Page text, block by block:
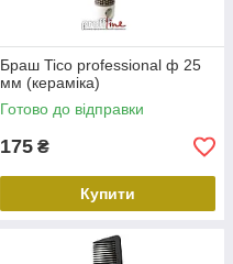
Браш Tico professional ф 25
мм (кераміка)
Готово до відправки
175 ₴
Купити